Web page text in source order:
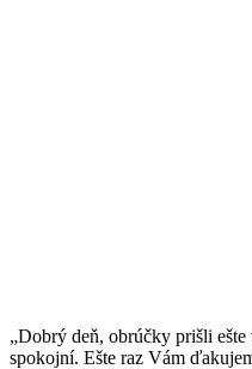
„Dobrý deň, obrúčky prišli
spokojní. Ešte raz Vám